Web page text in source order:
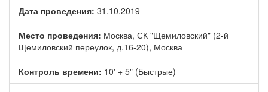
Дата проведения: 31.10.2019
Место проведения: Москва, СК "Щемиловский" (2-й
Щемиловский переулок, д.16-20), Москва
Контроль времени: 10' + 5" (Быстрые)